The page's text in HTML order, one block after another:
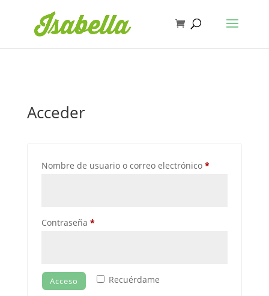
Acceder
Nombre de usuario o correo electrónico *Obligatorio
Contraseña *Obligatorio
Recuérdame
Acceso